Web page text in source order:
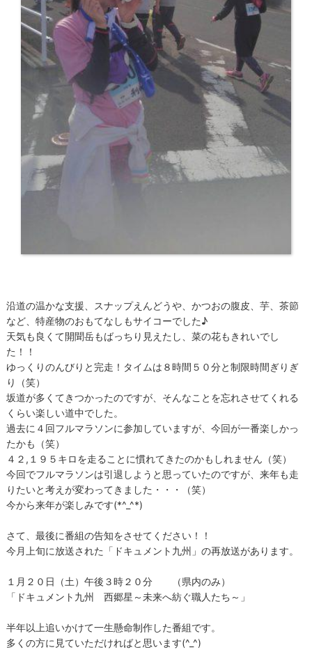
沿道の温かな支援、スナップえんどうや、かつおの腹皮、芋、茶節
など、特産物のおもてなしもサイコーでした♪
天気も良くて開聞岳もばっちり見えたし、菜の花もきれいでし
た！！
ゆっくりのんびりと完走！タイムは８時間５０分と制限時間ぎりぎ
り（笑）
坂道が多くてきつかったのですが、そんなことを忘れさせてくれる
くらい楽しい道中でした。
過去に４回フルマラソンに参加していますが、今回が一番楽しかっ
たかも（笑）
４２ , １９５キロを走ることに慣れてきたのかもしれません（笑）
今回でフルマラソンは引退しようと思っていたのですが、来年も走
りたいと考えが変わってきました・・・（笑）
今から来年が楽しみです(*^_^*)
さて、最後に番組の告知をさせてください！！
今月上旬に放送された「ドキュメント九州」の再放送があります。
１月２０日（土）午後３時２０分 （県内のみ）
「ドキュメント九州 西郷星～未来へ紡ぐ職人たち～」
半年以上追いかけて一生懸命制作した番組です。
多くの方に見ていただければと思います(^_^)